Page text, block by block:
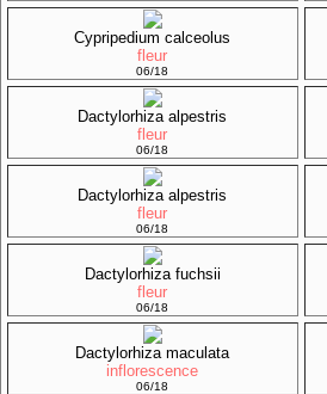
Cypripedium calceolus
fleur
06/18
Dactylorhiza alpestris
fleur
06/18
Dactylorhiza alpestris
fleur
06/18
Dactylorhiza fuchsii
fleur
06/18
Dactylorhiza maculata
inflorescence
06/18